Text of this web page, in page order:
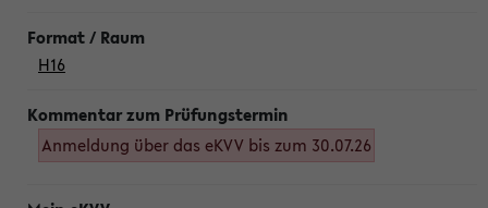
H16
Anmeldung über das eKVV bis zum 30.07.26